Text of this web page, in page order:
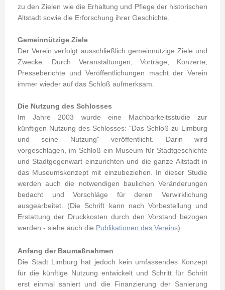
zu den Zielen wie die Erhaltung und Pflege der historischen
Altstadt sowie die Erforschung ihrer Geschichte.
Gemeinnützige Ziele
Der Verein verfolgt ausschließlich gemeinnützige Ziele und
Zwecke. Durch Veranstaltungen, Vorträge, Konzerte,
Presseberichte und Veröffentlichungen macht der Verein
immer wieder auf das Schloß aufmerksam.
Die Nutzung des Schlosses
Im Jahre 2003 wurde eine Machbarkeitsstudie zur
künftigen Nutzung des Schlosses: "Das Schloß zu Limburg
und seine Nutzung" veröffentlicht. Darin wird
vorgeschlagen, im Schloß ein Museum für Stadtgeschichte
und Stadtgegenwart einzurichten und die ganze Altstadt in
das Museumskonzept mit einzubeziehen. In dieser Studie
werden auch die notwendigen baulichen Veränderungen
bedacht und Vorschläge für deren Verwirklichung
ausgearbeitet. (Die Schrift kann nach Vorbestellung und
Erstattung der Druckkosten durch den Vorstand bezogen
werden - siehe auch die Publikationen des Vereins).
Anfang der Baumaßnahmen
Die Stadt Limburg hat jedoch kein umfassendes Konzept
für die künftige Nutzung entwickelt und Schritt für Schritt
erst einmal saniert und die Finanzierung der Sanierung